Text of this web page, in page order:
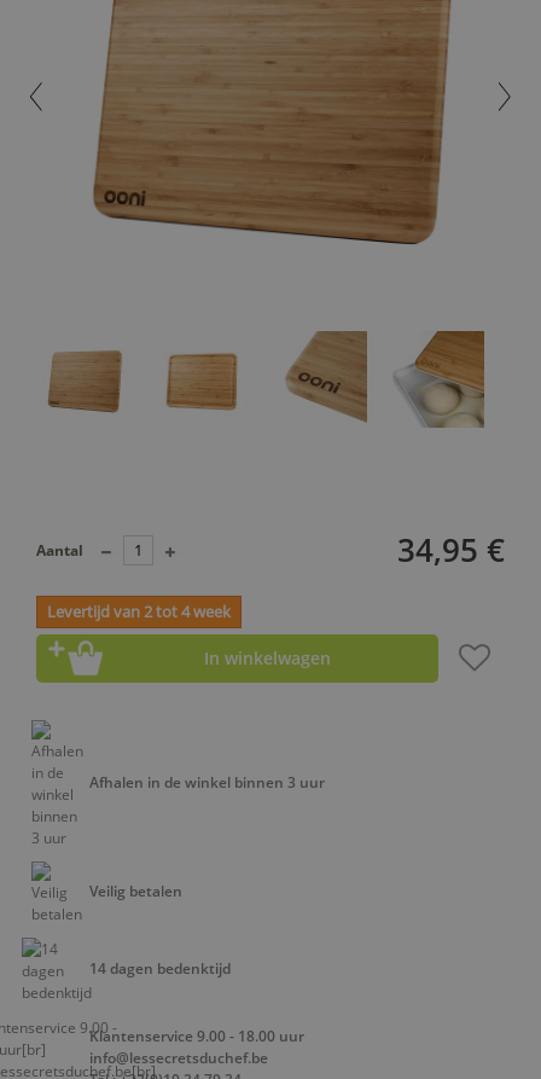
34,95 €
Aantal
Levertijd van 2 tot 4 week
In winkelwagen
Afhalen in de winkel binnen 3 uur
Veilig betalen
14 dagen bedenktijd
Klantenservice 9.00 - 18.00 uur
info@lessecretsduchef.be